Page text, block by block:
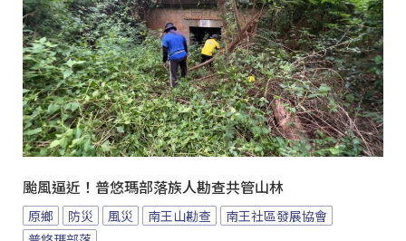
颱風逼近！普悠瑪部落族人勘查共管山林
原鄉 防災 風災 南王山勘查
南王社區發展協會